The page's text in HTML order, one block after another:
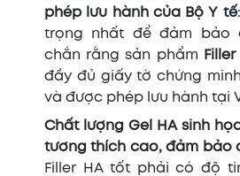
phép lưu hành của Bộ Y tế
trọng nhất để đảm bảo
chắn rằng sản phẩm
Filler
đầy đủ giấy tờ chứng
và được phép lưu hành tại
Chất lượng Gel HA sinh
tương thích cao, đảm bảo
Filler HA tốt phải có độ